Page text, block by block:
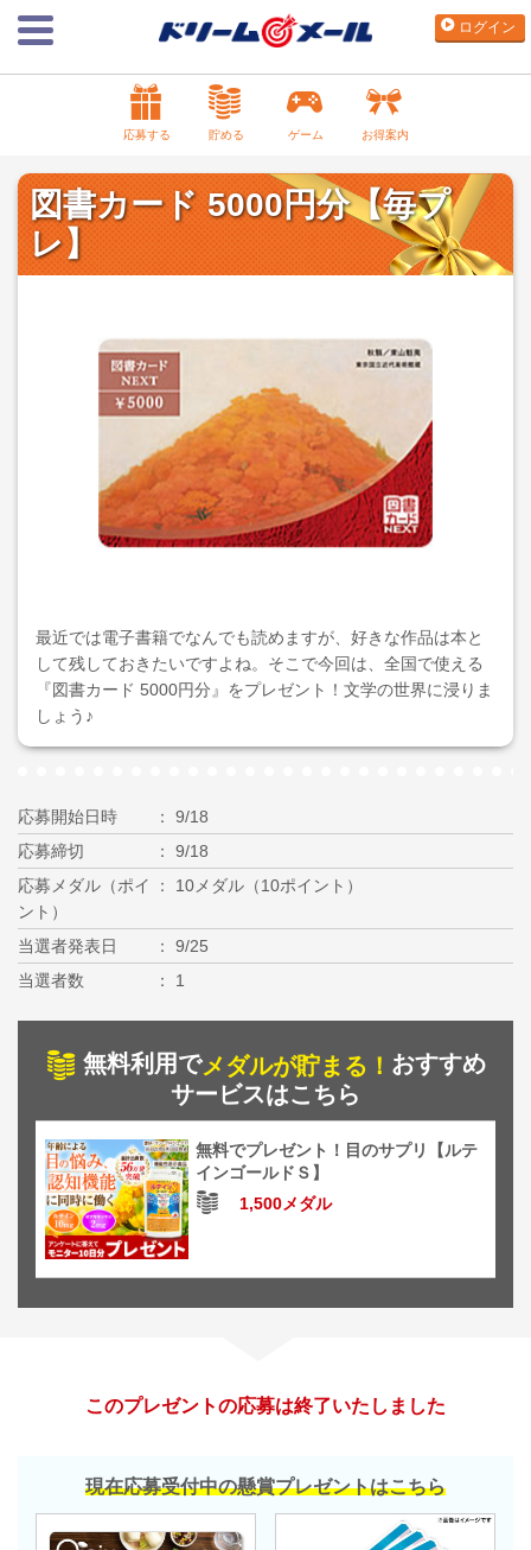
ログイン
応募する 貯める ゲーム お得案内
図書カード 5000円分【毎プ
レ】
最近では電子書籍でなんでも読めますが、好きな作品は本と
して残しておきたいですよね。そこで今回は、全国で使える
『図書カード 5000円分』をプレゼント！文学の世界に浸りま
しょう♪
応募開始日時
9/18
応募締切
9/18
応募メダル（ポイ
ント）
10メダル（10ポイント）
当選者発表日
9/25
当選者数
1
無料利用でメダルが貯まる！ おすすめ
サービスはこちら
無料でプレゼント！目のサプリ【ルテ
インゴールドＳ】
1,500メダル
このプレゼントの応募は終了いたしました
現在応募受付中の懸賞プレゼントはこちら